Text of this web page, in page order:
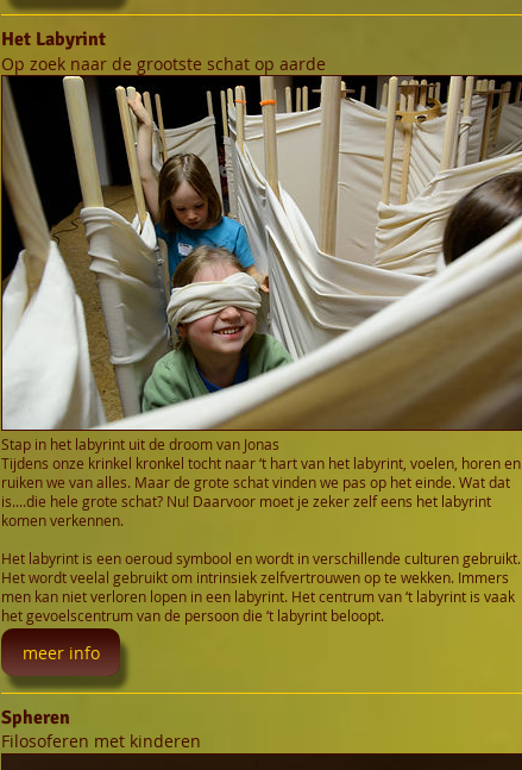
Het Labyrint
Op zoek naar de grootste schat op aarde
Stap in het labyrint uit de droom van Jonas
Tijdens onze krinkel kronkel tocht naar ‘t hart van het labyrint, voelen, horen en
ruiken we van alles. Maar de grote schat vinden we pas op het einde. Wat dat
is....die hele grote schat? Nu! Daarvoor moet je zeker zelf eens het labyrint
komen verkennen.
Het labyrint is een oeroud symbool en wordt in verschillende culturen gebruikt.
Het wordt veelal gebruikt om intrinsiek zelfvertrouwen op te wekken. Immers
men kan niet verloren lopen in een labyrint. Het centrum van ‘t labyrint is vaak
het gevoelscentrum van de persoon die ‘t labyrint beloopt.
meer info
Spheren
Filosoferen met kinderen